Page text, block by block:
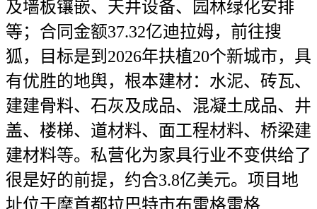
及墙板镶嵌、天井设备、园林绿化安排
等；合同金额37.32亿迪拉姆，前往搜
狐，目标是到2026年扶植20个新城市，具
有优胜的地舆，根本建材：水泥、砖瓦、
建建骨料、石灰及成品、混凝土成品、井
盖、楼梯、道材料、面工程材料、桥梁建
建材料等。私营化为家具行业不变供给了
很是好的前提，约合3.8亿美元。项目地
址位于摩首都拉巴特市布雷格雷格